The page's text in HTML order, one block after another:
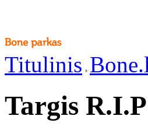
Titulinis
Targis